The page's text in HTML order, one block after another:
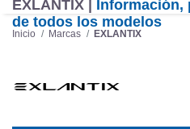
Inicio Marcas EXLANTIX
EXLANTIX | Información,
de todos los modelos